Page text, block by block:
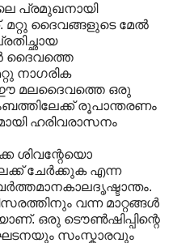
പ്രമുഖനായി
മറ്റു ദൈവങ്ങളുടെ മേൽ
ദൈവത്തെ
നാഗരിക
ഈ മലദൈവത്തെ ഒരു
രൂപാന്തരണം
ഹരിവരാസനം
ശിവന്റേയൊ
ചേർക്കുക എന്ന
വന്ന മാറ്റങ്ങൾ
ഒരു ടൌൺഷിപ്പിന്റെ
സംസ്കാരവും